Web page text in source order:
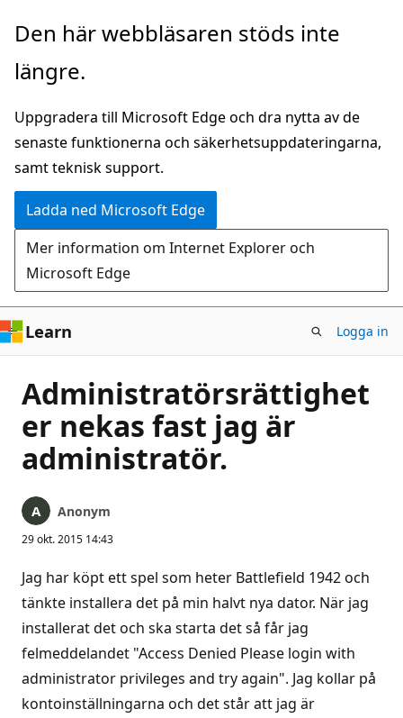
Hoppa
huvudinnehåll
Den här webbläsaren stöds inte
längre.
Uppgradera till Microsoft Edge och dra nytta av de
senaste funktionerna och säkerhetsuppdateringarna,
samt teknisk support.
Ladda ned Microsoft Edge
Mer information om Internet Explorer och
Microsoft Edge
Learn Logga in
Administratörsrättighet
er nekas fast jag är
administratör.
Anonym
29 okt. 2015 14:43
Jag har köpt ett spel som heter Battlefield 1942 och
tänkte installera det på min halvt nya dator. När jag
installerat det och ska starta det så får jag
felmeddelandet "Access Denied Please login with
administrator privileges and try again". Jag kollar på
kontoinställningarna och det står att jag är